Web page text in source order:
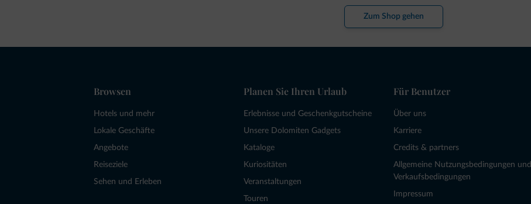
Zum Shop gehen
Browsen
Hotels und mehr
Lokale Geschäfte
Angebote
Reiseziele
Sehen und Erleben
Planen Sie Ihren Urlaub
Erlebnisse und Geschenkgutscheine
Unsere Dolomiten Gadgets
Kataloge
Kuriositäten
Veranstaltungen
Touren
Für Benutzer
Über uns
Karriere
Credits & partners
Allgemeine Nutzungsbedingungen und
Verkaufsbedingungen
Impressum